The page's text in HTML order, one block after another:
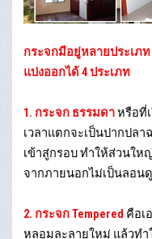
กระจกมีอยู่หลายประเภ
แบ่งออกได้ 4 ประเภท
1. กระจก ธรรมดาหรือที่
เวลาแตกจะเป็นปากปล
เข้าสู่กรอบ ทำให้ส่วนใ
จากภายนอกไม่เป็นลอน
2. กระจก Tempered คือเ
หลอมละลายใหม่ แล้วทำ